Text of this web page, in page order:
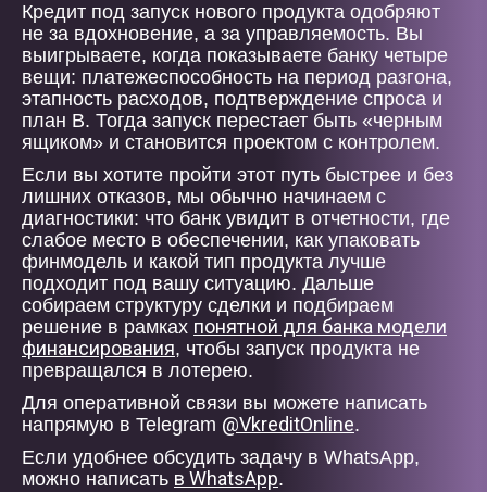
Кредит под запуск нового продукта одобряют
не за вдохновение, а за управляемость. Вы
выигрываете, когда показываете банку четыре
вещи: платежеспособность на период разгона,
этапность расходов, подтверждение спроса и
план B. Тогда запуск перестает быть «черным
ящиком» и становится проектом с контролем.
Если вы хотите пройти этот путь быстрее и без
лишних отказов, мы обычно начинаем с
диагностики: что банк увидит в отчетности, где
слабое место в обеспечении, как упаковать
финмодель и какой тип продукта лучше
подходит под вашу ситуацию. Дальше
собираем структуру сделки и подбираем
решение в рамках понятной для банка модели
финансирования, чтобы запуск продукта не
превращался в лотерею.
Для оперативной связи вы можете написать
напрямую в Telegram @VkreditOnline.
Если удобнее обсудить задачу в WhatsApp,
можно написать в WhatsApp.